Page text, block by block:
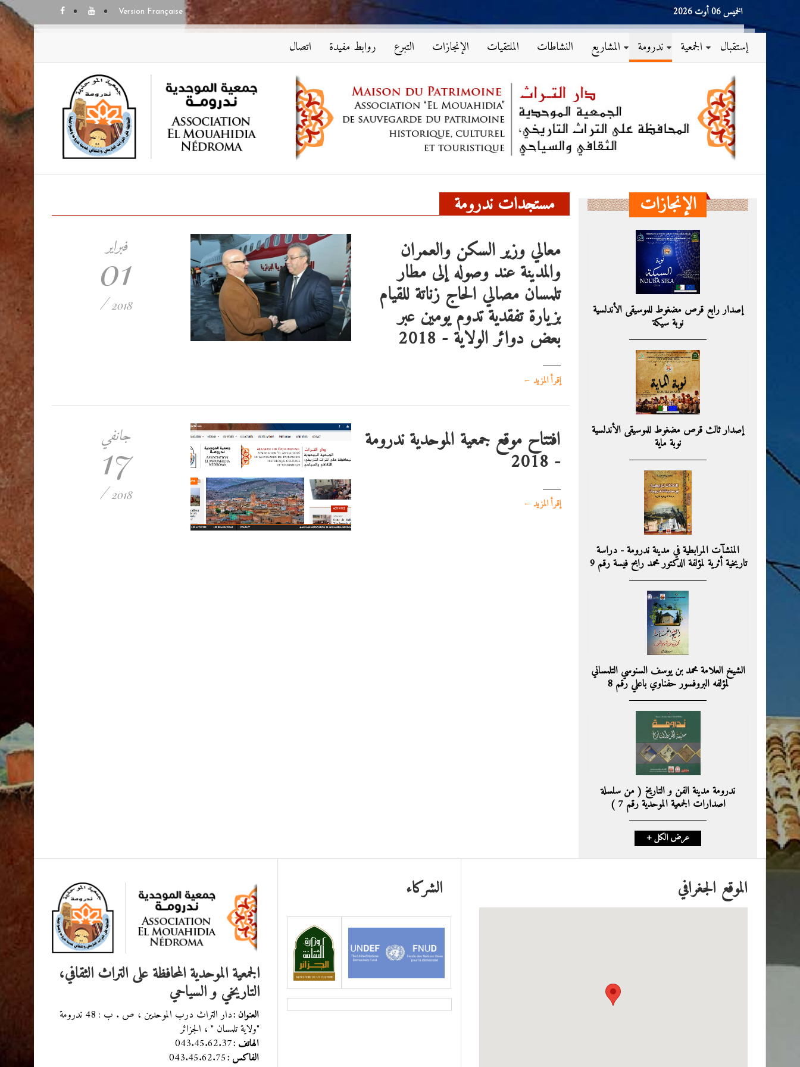
الخميس 06 أوت 2026 Version Française
إستقبال الجمعية ندرومة المشاريع النشاطات الملتقيات الإنجازات التبرع روابط مفيدة اتصال
مستجدات ندرومة
فبراير
01
/ 2018
معالي وزير السكن والعمران
والمدينة عند وصوله إلى مطار
تلمسان مصالي الحاج زناتة للقيام
بزيارة تفقدية تدوم يومين عبر
بعض دوائر الولاية - 2018
← إقرأ المزيد
جانفي
17
/ 2018
افتتاح موقع جمعية الموحدية ندرومة
- 2018
← إقرأ المزيد
الإنجازات
إصدار رابع قرص مضغوط للموسيقى الأندلسية
نوبة سيكة
إصدار ثالث قرص مضغوط للموسيقى الأندلسية
نوبة ماية
المنشآت المرابطية في مدينة ندرومة - دراسة
تاريخية أثرية لمؤلفة الدكتور محمد رابح فيسة رقم 9
الشيخ العلامة محمد بن يوسف السنوسي التلمساني
لمؤلفه البروفسور حفناوي باعلي رقم 8
ندرومة مدينة الفن و التاريخ ( من سلسلة
اصدارات الجمعية الموحدية رقم 7 )
+ عرض الكل
الجمعية الموحدية المحافظة على التراث الثقافي،
التاريخي و السياحي
العنوان :
دار التراث درب الموحدين ، ص . ب : 48 ندرومة
"ولاية تلمسان " ، الجزائر
الهاتف :043.45.62.37
الفاكس :043.45.62.75
الشركاء الموقع الجغرافي